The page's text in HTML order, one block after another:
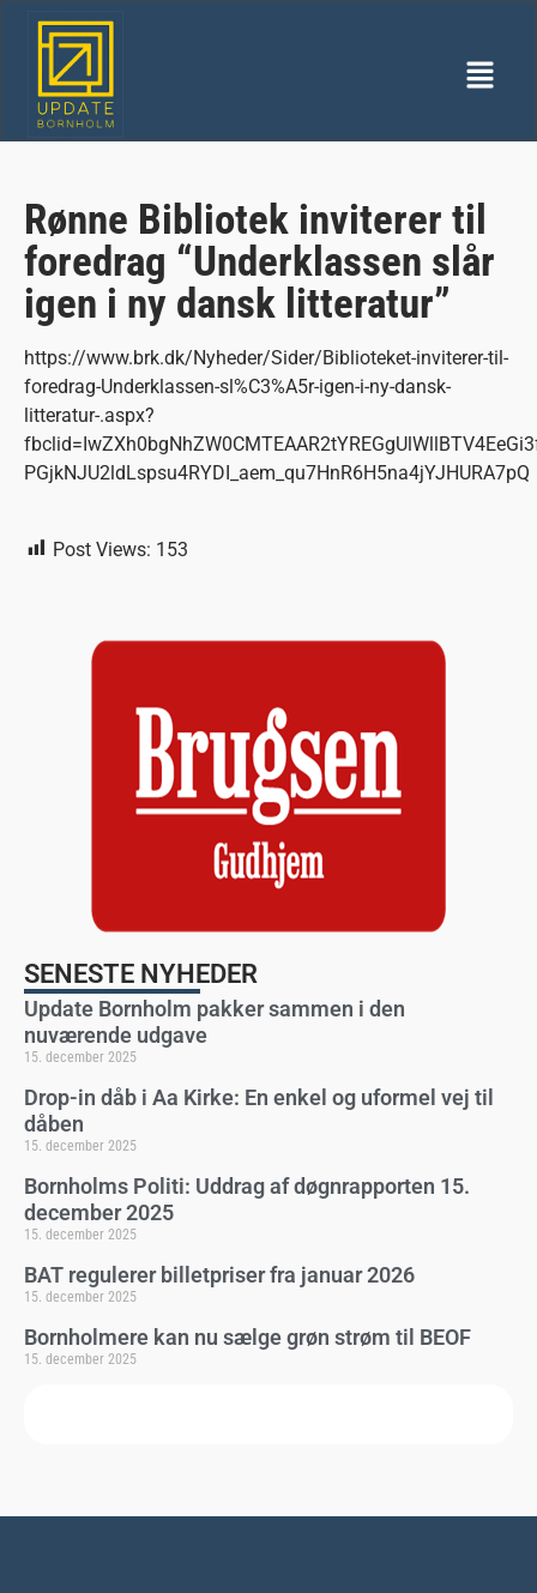
Rønne Bibliotek inviterer til
foredrag “Underklassen slår
igen i ny dansk litteratur”
https://www.brk.dk/Nyheder/Sider/Biblioteket-inviterer-til-
foredrag-Underklassen-sl%C3%A5r-igen-i-ny-dansk-
litteratur-.aspx?
PGjkNJU2ldLspsu4RYDI_aem_qu7HnR6H5na4jYJHURA7pQ
Post Views: 153
SENESTE NYHEDER
Update Bornholm pakker sammen i den
nuværende udgave
15. december 2025
Drop-in dåb i Aa Kirke: En enkel og uformel vej til
dåben
15. december 2025
Bornholms Politi: Uddrag af døgnrapporten 15.
december 2025
15. december 2025
BAT regulerer billetpriser fra januar 2026
15. december 2025
Bornholmere kan nu sælge grøn strøm til BEOF
15. december 2025